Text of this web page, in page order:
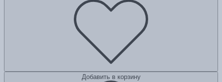
Добавить в корзину